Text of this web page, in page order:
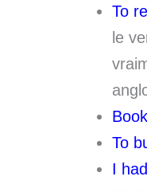
To
le
To
I